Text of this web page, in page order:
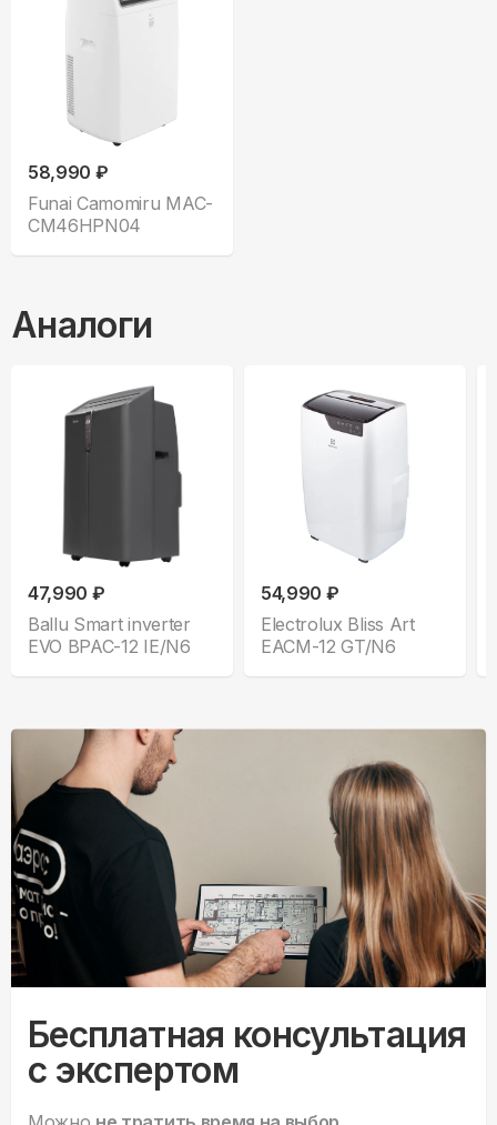
58,990 ₽
Funai Camomiru MAC-
CM46HPN04
Аналоги
47,990 ₽
Ballu Smart inverter
EVO BPAC-12 IE/N6
54,990 ₽
Electrolux Bliss Art
EACM-12 GT/N6
Бесплатная консультация
с экспертом